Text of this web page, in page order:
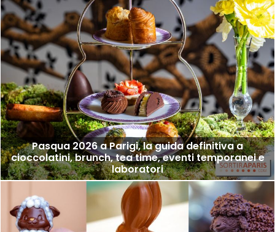
Pasqua 2026 a Parigi, la guida definitiva a
cioccolatini, brunch, tea time, eventi temporanei e
laboratori